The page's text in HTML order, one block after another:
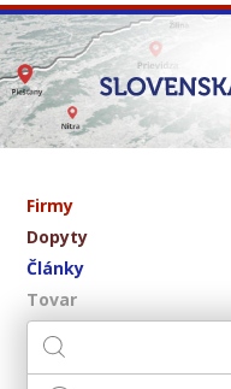
Firmy
Dopyty
Články
Tovar